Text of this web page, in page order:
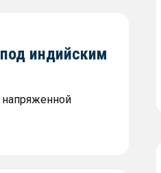
индийским